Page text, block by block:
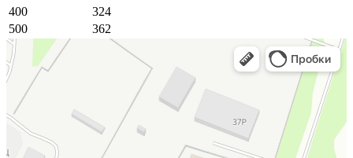
400
324
500
362